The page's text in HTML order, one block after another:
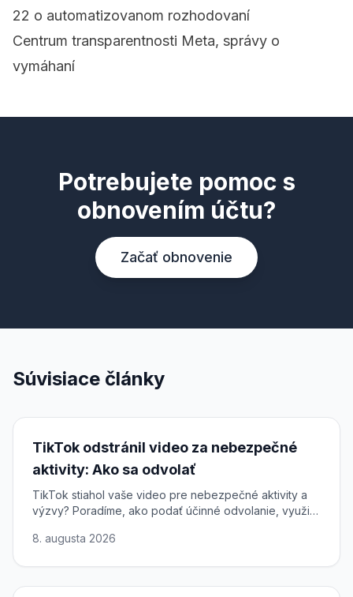
22 o automatizovanom rozhodovaní
Centrum transparentnosti Meta, správy o
vymáhaní
Potrebujete pomoc s
obnovením účtu?
Začať obnovenie
Súvisiace články
TikTok odstránil video za nebezpečné
aktivity: Ako sa odvolať
TikTok stiahol vaše video pre nebezpečné aktivity a
výzvy? Poradíme, ako podať účinné odvolanie, využiť
8. augusta 2026